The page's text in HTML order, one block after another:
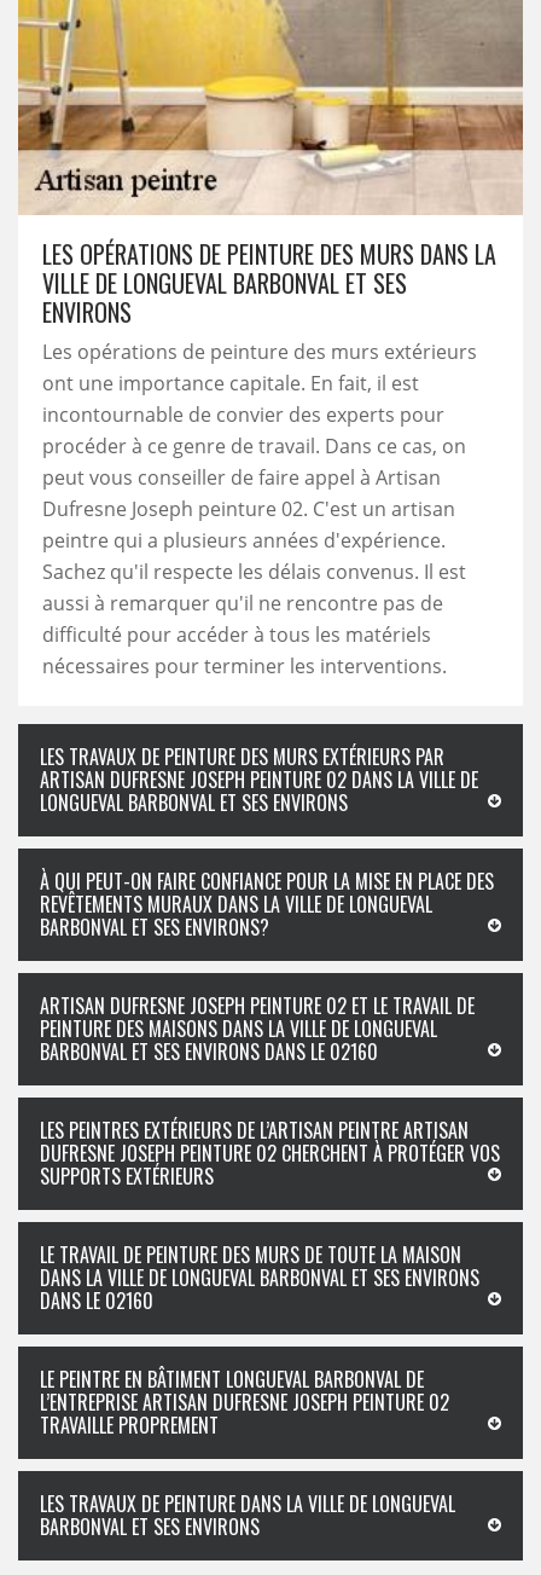
LES OPÉRATIONS DE PEINTURE DES MURS DANS LA
VILLE DE LONGUEVAL BARBONVAL ET SES
ENVIRONS
Les opérations de peinture des murs extérieurs
ont une importance capitale. En fait, il est
incontournable de convier des experts pour
procéder à ce genre de travail. Dans ce cas, on
peut vous conseiller de faire appel à Artisan
Dufresne Joseph peinture 02. C'est un artisan
peintre qui a plusieurs années d'expérience.
Sachez qu'il respecte les délais convenus. Il est
aussi à remarquer qu'il ne rencontre pas de
difficulté pour accéder à tous les matériels
nécessaires pour terminer les interventions.
LES TRAVAUX DE PEINTURE DES MURS EXTÉRIEURS PAR
ARTISAN DUFRESNE JOSEPH PEINTURE 02 DANS LA VILLE DE
LONGUEVAL BARBONVAL ET SES ENVIRONS
À QUI PEUT-ON FAIRE CONFIANCE POUR LA MISE EN PLACE DES
REVÊTEMENTS MURAUX DANS LA VILLE DE LONGUEVAL
BARBONVAL ET SES ENVIRONS?
ARTISAN DUFRESNE JOSEPH PEINTURE 02 ET LE TRAVAIL DE
PEINTURE DES MAISONS DANS LA VILLE DE LONGUEVAL
BARBONVAL ET SES ENVIRONS DANS LE 02160
LES PEINTRES EXTÉRIEURS DE L’ARTISAN PEINTRE ARTISAN
DUFRESNE JOSEPH PEINTURE 02 CHERCHENT À PROTÉGER VOS
SUPPORTS EXTÉRIEURS
LE TRAVAIL DE PEINTURE DES MURS DE TOUTE LA MAISON
DANS LA VILLE DE LONGUEVAL BARBONVAL ET SES ENVIRONS
DANS LE 02160
LE PEINTRE EN BÂTIMENT LONGUEVAL BARBONVAL DE
L’ENTREPRISE ARTISAN DUFRESNE JOSEPH PEINTURE 02
TRAVAILLE PROPREMENT
LES TRAVAUX DE PEINTURE DANS LA VILLE DE LONGUEVAL
BARBONVAL ET SES ENVIRONS